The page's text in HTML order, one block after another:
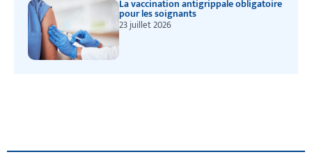
La vaccination antigrippale obligatoire
pour les soignants
23 juillet 2026